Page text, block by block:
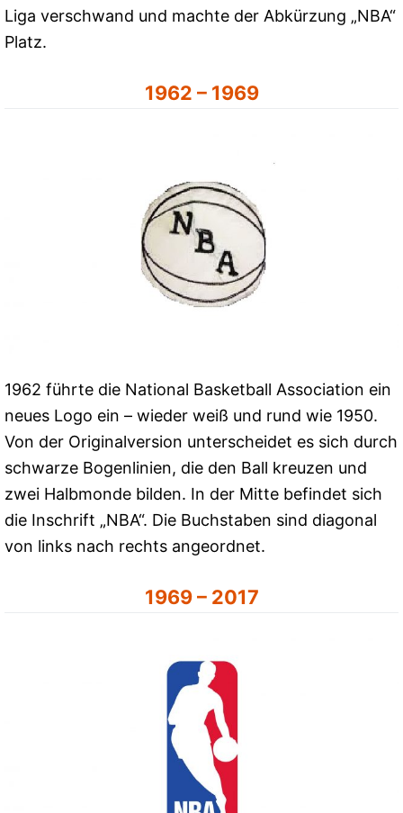
Liga verschwand und machte der Abkürzung „NBA“
Platz.
1962 – 1969
1962 führte die National Basketball Association ein
neues Logo ein – wieder weiß und rund wie 1950.
Von der Originalversion unterscheidet es sich durch
schwarze Bogenlinien, die den Ball kreuzen und
zwei Halbmonde bilden. In der Mitte befindet sich
die Inschrift „NBA“. Die Buchstaben sind diagonal
von links nach rechts angeordnet.
1969 – 2017